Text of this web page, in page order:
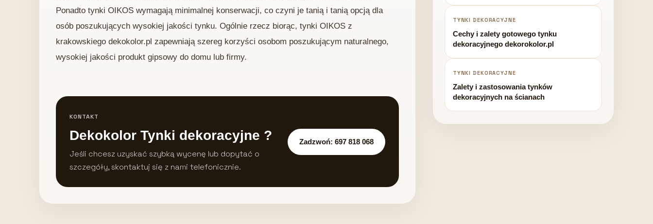
Ponadto tynki OIKOS wymagają minimalnej konserwacji, co czyni je tanią i tanią opcją dla
osób poszukujących wysokiej jakości tynku. Ogólnie rzecz biorąc, tynki OIKOS z
krakowskiego dekokolor.pl zapewniają szereg korzyści osobom poszukującym naturalnego,
wysokiej jakości produkt gipsowy do domu lub firmy.
KONTAKT
Dekokolor Tynki dekoracyjne ?
Jeśli chcesz uzyskać szybką wycenę lub dopytać o
szczegóły, skontaktuj się z nami telefonicznie.
Zadzwoń: 697 818 068
TYNKI DEKORACYJNE
Cechy i zalety gotowego tynku
dekoracyjnego dekorokolor.pl
TYNKI DEKORACYJNE
Zalety i zastosowania tynków
dekoracyjnych na ścianach